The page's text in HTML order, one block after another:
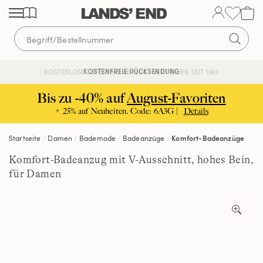
Direkt
zum
Inhalt
Direkt
zur
Navigation
Direkt
zur
Suche
KOSTENLOSE LIEFERUNG AB 120€ | VERTRAUEN SEIT 1963
KOSTENFREIE RÜCKSENDUNG
Bis zu -40% aufAugust-Favoriten
+ 25% auf Neuheiten. Code: 6A3G | Details
Startseite Damen Bademode Badeanzüge Komfort-Badeanzüge
Komfort-Badeanzug mit V-Ausschnitt, hohes Bein,
für Damen